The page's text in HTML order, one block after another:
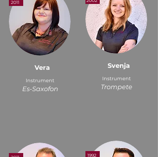
2011
Vera
Instrument
Es-Saxofon
Svenja
Instrument
Trompete
1992